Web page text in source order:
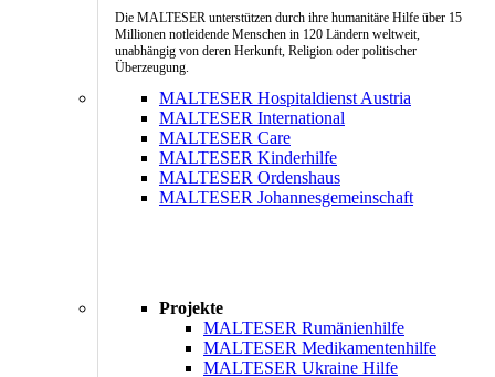
Die MALTESER unterstützen durch ihre humanitäre Hilfe über 15
Millionen notleidende Menschen in 120 Ländern weltweit,
unabhängig von deren Herkunft, Religion oder politischer
Überzeugung.
MALTESER Hospitaldienst Austria
MALTESER International
MALTESER Care
MALTESER Kinderhilfe
MALTESER Ordenshaus
MALTESER Johannesgemeinschaft
Projekte
MALTESER Rumänienhilfe
MALTESER Medikamentenhilfe
MALTESER Ukraine Hilfe